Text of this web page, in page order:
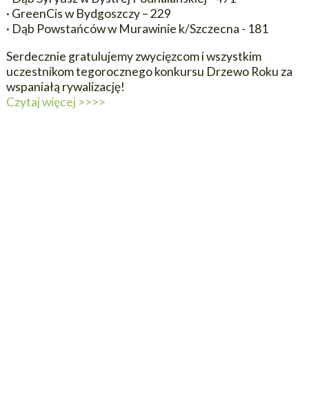
· GreenCis w Bydgoszczy – 229
· Dąb Powstańców w Murawinie k/Szczecna - 181
Serdecznie gratulujemy zwycięzcom i wszystkim
uczestnikom tegorocznego konkursu Drzewo Roku za
wspaniałą rywalizację!
Czytaj więcej >>>>